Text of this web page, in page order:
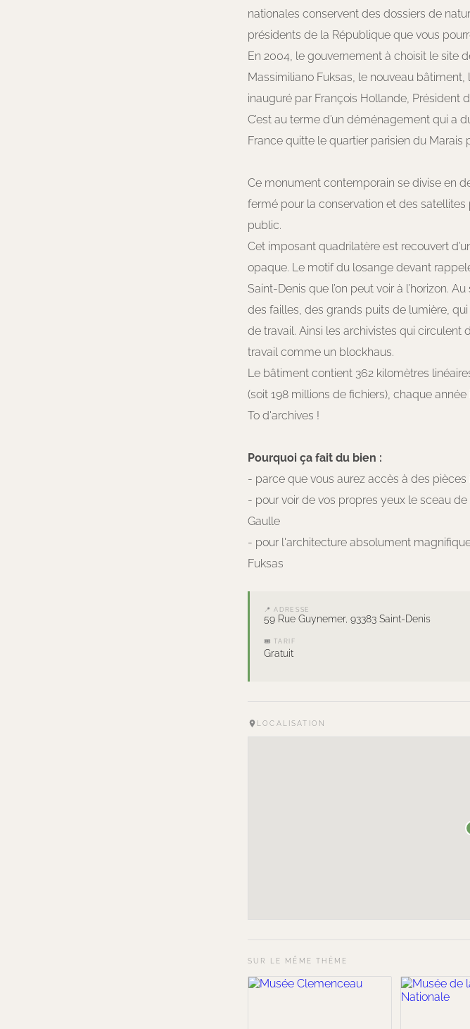
nationales conservent des dossiers de
présidents de la République que vous
En 2004, le gouvernement à choisit le site
Massimiliano Fuksas, le nouveau bâtiment,
inauguré par François Hollande, Président
C’est au terme d’un déménagement qui a
France quitte le quartier parisien du Marais
Ce monument contemporain se divise en
fermé pour la conservation et des satellites
public.
Cet imposant quadrilatère est recouvert
opaque. Le motif du losange devant
Saint-Denis que l’on peut voir à l’horizon.
des failles, des grands puits de lumière,
de travail. Ainsi les archivistes qui circulent
travail comme un blockhaus.
Le bâtiment contient 362 kilomètres
(soit 198 millions de fichiers), chaque
To d'archives !
Pourquoi ça fait du bien :
- parce que vous aurez accès à des
- pour voir de vos propres yeux le sceau
Gaulle
- pour l'architecture absolument
Fuksas
📍 ADRESSE
59 Rue Guynemer, 93383 Saint-Denis
🎟 TARIF
Gratuit
LOCALISATION
SUR LE MÊME THÈME